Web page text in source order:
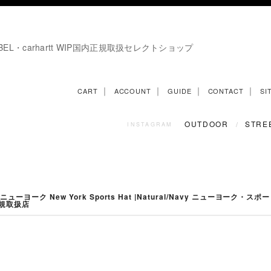
・carhartt WIP国内正規取扱セレクトショップ
CART ｜ ACCOUNT ｜ GUIDE ｜ CONTACT ｜
INSTAGRAM OUTDOOR /
ューヨーク New York Sports Hat |Natural/Navy ニューヨーク・スポー
取扱店